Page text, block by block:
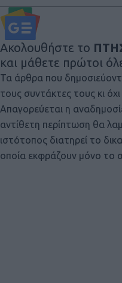
Ακολουθήστε το
και μάθετε πρώτοι
Τα άρθρα που
τους συντάκτες τους κι
Απαγορεύεται η
αντίθετη περίπτωση θα
ιστότοπος διατηρεί το
οποία εκφράζουν μόνο το